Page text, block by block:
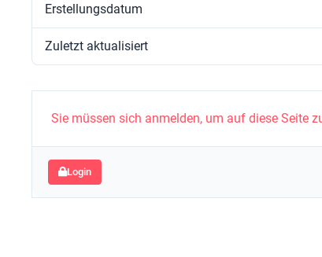
Erstellungsdatum
Zuletzt aktualisiert
Sie müssen sich anmelden, um auf diese Seite
Login